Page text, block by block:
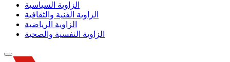
الزاوية السياسية
الزاوية الفنية والثقافية
الزاوية الرياضية
الزاوية النفسية والصحية